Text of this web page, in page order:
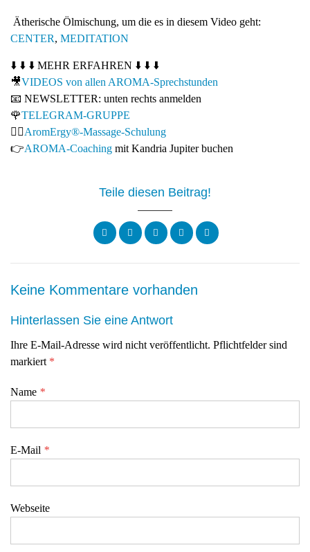
Ätherische Ölmischung, um die es in diesem Video geht:
CENTER, MEDITATION
⬇️ ⬇️ ⬇️ MEHR ERFAHREN ⬇️ ⬇️ ⬇️
🎥VIDEOS von allen AROMA-Sprechstunden
📧 NEWSLETTER: unten rechts anmelden
🌹TELEGRAM-GRUPPE
💆‍♀️AromErgy®-Massage-Schulung
👉AROMA-Coaching mit Kandria Jupiter buchen
Teile diesen Beitrag!
Keine Kommentare vorhanden
Hinterlassen Sie eine Antwort
Ihre E-Mail-Adresse wird nicht veröffentlicht. Pflichtfelder sind
markiert *
Name *
E-Mail *
Webseite